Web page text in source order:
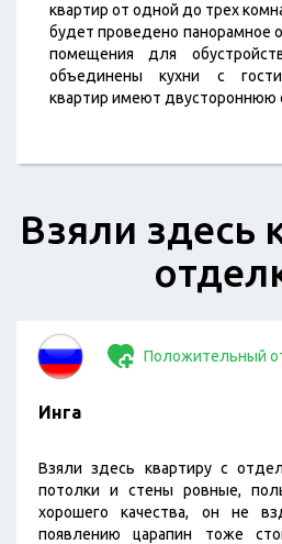
квартир от одной до трех
будет проведено панорамное
помещения для
объединены кухни с
квартир имеют двустороннюю
Взяли здесь
Положительный
Инга
Взяли здесь квартиру с
потолки и стены ровные,
хорошего качества, он не
появлению царапин тоже